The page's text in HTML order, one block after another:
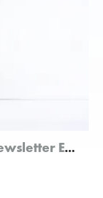
Edition 2/2025